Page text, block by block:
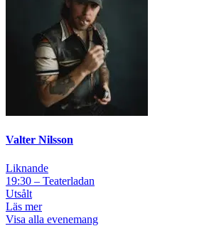
Valter Nilsson
Liknande
19:30 – Teaterladan
Utsålt
Läs mer
Visa alla evenemang